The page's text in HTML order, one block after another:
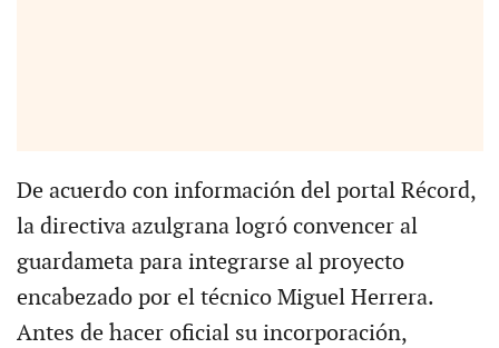
De acuerdo con información del portal Récord,
la directiva azulgrana logró convencer al
guardameta para integrarse al proyecto
encabezado por el técnico Miguel Herrera.
Antes de hacer oficial su incorporación,